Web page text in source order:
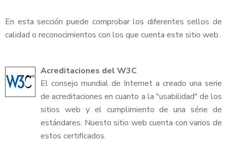
En esta sección puede comprobar los diferentes sellos de
calidad o reconocimientos con los que cuenta este sitio web.
Acreditaciones del W3C
El consejo mundial de Internet a creado una serie
de acreditaciones en cuanto a la "usabilidad" de los
sitios web y el cumplimiento de una série de
estándares. Nuesto sitio web cuenta con varios de
estos certificados.